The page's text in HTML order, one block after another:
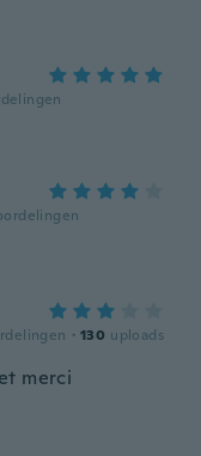
· 130 uploads
merci